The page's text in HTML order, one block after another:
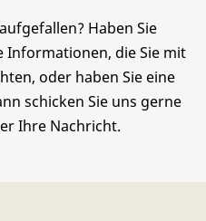
Haben Sie
die Sie mit
oder haben Sie eine
schicken Sie uns gerne
Ihre Nachricht.